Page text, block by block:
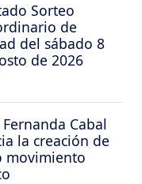
Sorteo
de
del sábado 8
de 2026
Cabal
la creación de
movimiento